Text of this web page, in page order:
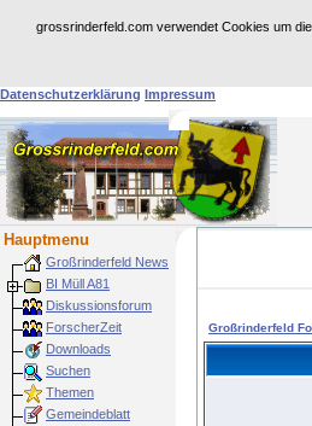
grossrinderfeld.com verwendet Cookies um
Datenschutzerklärung Impressum
Hauptmenu
Großrinderfeld News
BI Müll A81
Diskussionsforum
ForscherZeit
Downloads
Suchen
Themen
Gemeindeblatt
Großrinderfeld